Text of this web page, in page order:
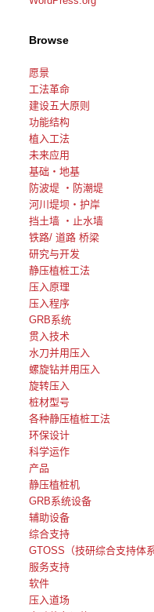
Browse
愿景
工法革命
建设五大原则
功能结构
植入工法
未来应用
基础・地基
防波堤 ・防潮堤
河川堤坝・护岸
挡土墙 ・止水墙
铁路/ 道路 桥梁
研究与开发
静压植桩工法
压入原理
压入程序
GRB系统
贯入技术
水刀并用压入
螺旋钻并用压入
旋转压入
桩材型号
各种静压植桩工法
环保设计
科学运作
产品
静压植桩机
GRB系统设备
辅助设备
综合支持
GTOSS（技研综合支持体系
服务支持
软件
压入道场